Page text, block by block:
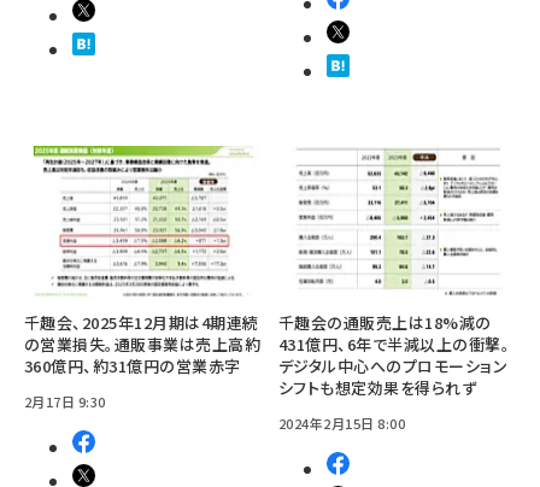
千趣会、2025年12月期は4期連続
の営業損失。通販事業は売上高約
360億円、約31億円の営業赤字
2月17日 9:30
千趣会の通販売上は18%減の
431億円、6年で半減以上の衝撃。
デジタル中心へのプロモーション
シフトも想定効果を得られず
2024年2月15日 8:00